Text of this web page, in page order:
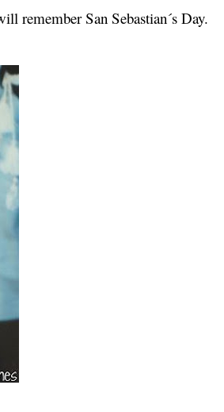
remember San Sebastian´s Day.